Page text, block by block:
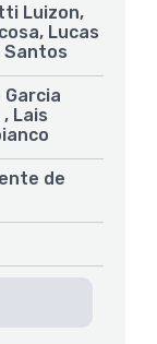
Luizon,
Lucas
Santos
Lais
de